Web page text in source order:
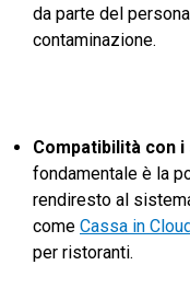
da parte del
contaminazione.
Compatibilità con
fondamentale è la
rendiresto al
come Cassa in Cloud
per ristoranti.